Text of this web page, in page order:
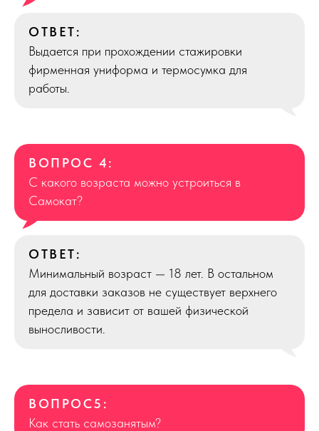
ОТВЕТ:
Выдается при прохождении стажировки
фирменная униформа и термосумка для
работы.
ВОПРОС 4:
С какого возраста можно устроиться в
Самокат?
ОТВЕТ:
Минимальный возраст — 18 лет. В остальном
для доставки заказов не существует верхнего
предела и зависит от вашей физической
выносливости.
ВОПРОС5:
Как стать самозанятым?